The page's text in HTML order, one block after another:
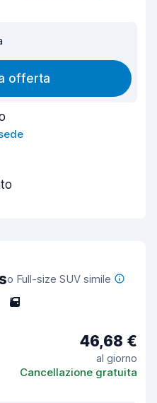
offerta
o Full-size SUV simile
5
46,68 €
al giorno
Cancellazione gratuita